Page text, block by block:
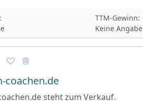
TTM-Gewinn:
Keine Angabe
coachen.de
steht zum Verkauf.